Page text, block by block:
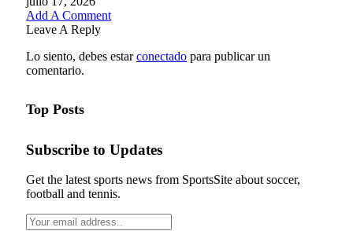
Add A Comment
Leave A Reply
Lo siento, debes estarconectado para publicar un
comentario.
Top Posts
Subscribe to Updates
Get the latest sports news from SportsSite about soccer,
football and tennis.